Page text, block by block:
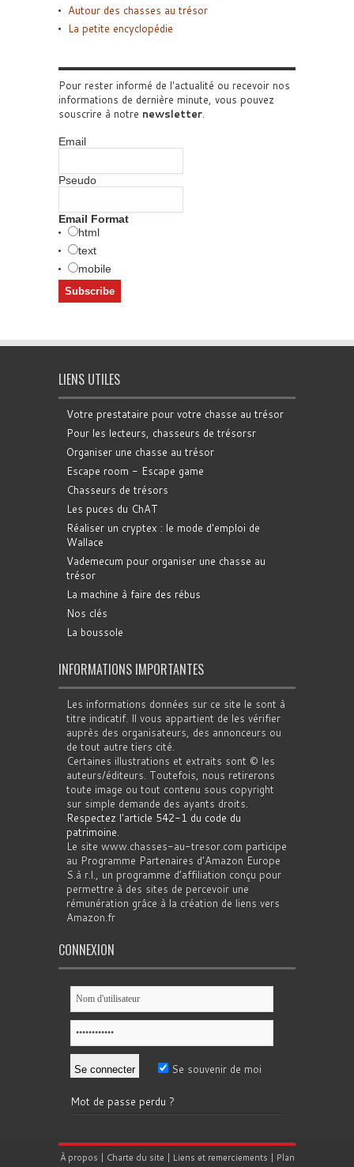
Autour des chasses au trésor
La petite encyclopédie
Pour rester informé de l'actualité ou recevoir nos
informations de dernière minute, vous pouvez
souscrire à notre newsletter
Email
Pseudo
Email Format
html
text
mobile
LIENS UTILES
Votre prestataire pour votre chasse au trésor
Pour les lecteurs, chasseurs de trésorsr
Organiser une chasse au trésor
Escape room - Escape game
Chasseurs de trésors
Les puces du ChAT
Réaliser un cryptex : le mode d'emploi de
Wallace
Vademecum pour organiser une chasse au
trésor
La machine à faire des rébus
Nos clés
La boussole
INFORMATIONS IMPORTANTES
Les informations données sur ce site le sont à
titre indicatif. Il vous appartient de les vérifier
auprès des organisateurs, des annonceurs ou
de tout autre tiers cité.
Certaines illustrations et extraits sont © les
auteurs/éditeurs. Toutefois, nous retirerons
toute image ou tout contenu sous copyright
sur simple demande des ayants droits.
Respectez l'article 542-1 du code du
patrimoine
Le site www.chasses-au-tresor.com participe
au Programme Partenaires d’Amazon Europe
S.à r.l., un programme d’affiliation conçu pour
permettre à des sites de percevoir une
rémunération grâce à la création de liens vers
Amazon.fr
CONNEXION
Se souvenir de moi
Mot de passe perdu ?
À propos | Charte du site | Liens et remerciements | Plan